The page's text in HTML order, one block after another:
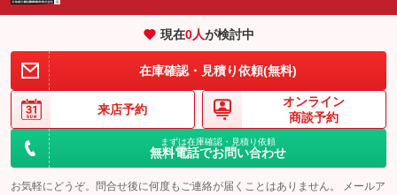
現在0人が検討中
在庫確認・見積り依頼(無料)
来店予約
オンライン
商談予約
まずは在庫確認・見積り依頼
無料電話でお問い合わせ
お気軽にどうぞ。問合せ後に何度もご連絡が届くことはありません。 メールア